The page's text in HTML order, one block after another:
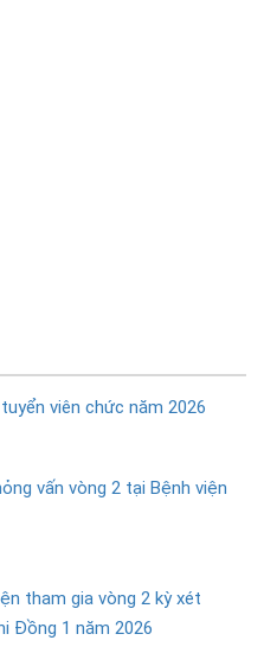
viên chức năm 2026
vấn vòng 2 tại Bệnh viện
tham gia vòng 2 kỳ xét
Đồng 1 năm 2026